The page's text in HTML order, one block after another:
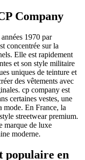
Company
1970 par
concentrée sur la
Elle est rapidement
et son style militaire
uniques de teinture et
des vêtements avec
cp company est
certaines vestes, une
mode. En France, la
streetwear premium.
marque de luxe
moderne.
populaire en